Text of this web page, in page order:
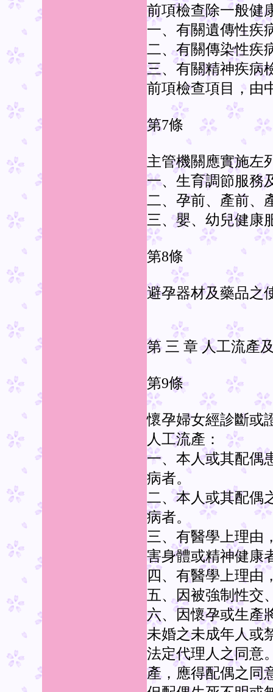
前項檢查除一般健
一、有關遺傳性疾
二、有關傳染性疾
三、有關精神疾病
前項檢查項目，由
第7條
主管機關應實施左
一、生育調節服務
二、孕前、產前、
三、嬰、幼兒健康
第8條
避孕器材及藥品之
第 三 章 人工流產
第9條
懷孕婦女經診斷或
人工流產：
一、本人或其配偶
病者。
二、本人或其配偶
病者。
三、有醫學上理由
害身體或精神健康
四、有醫學上理由
五、因被強制性交
六、因懷孕或生產
未婚之未成年人或
法定代理人之同意
產，應得配偶之同